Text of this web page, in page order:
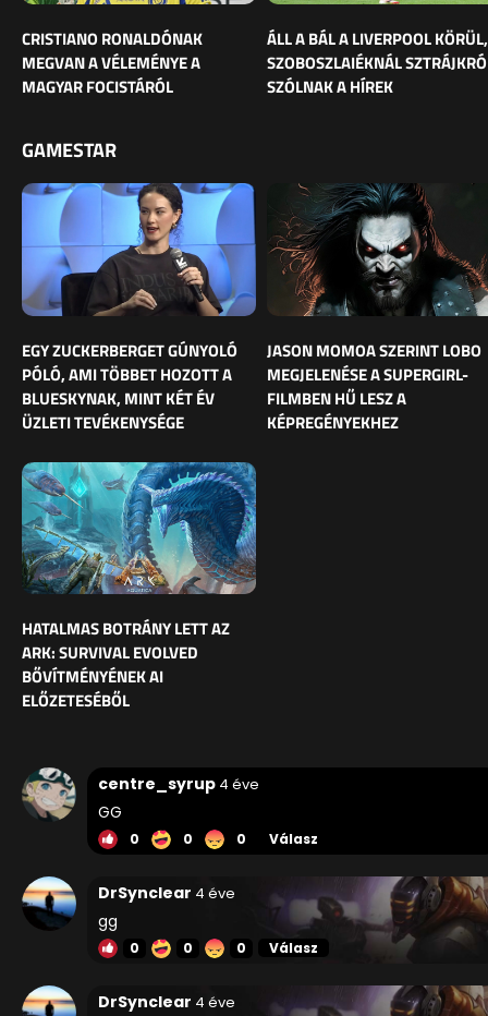
CRISTIANO RONALDÓNAK
MEGVAN A VÉLEMÉNYE A
MAGYAR FOCISTÁRÓL
ÁLL A BÁL A LIVERPOOL KÖRÜL,
SZOBOSZLAIÉKNÁL
SZÓLNAK A HÍREK
GAMESTAR
EGY ZUCKERBERGET GÚNYOLÓ
PÓLÓ, AMI TÖBBET HOZOTT A
BLUESKYNAK, MINT KÉT ÉV
ÜZLETI TEVÉKENYSÉGE
JASON MOMOA SZERINT LOBO
MEGJELENÉSE A SUPERGIRL-
FILMBEN HŰ LESZ A
KÉPREGÉNYEKHEZ
HATALMAS BOTRÁNY LETT AZ
ARK: SURVIVAL EVOLVED
BŐVÍTMÉNYÉNEK AI
ELŐZETESÉBŐL
centre_syrup 4 éve
GG
0 0 0 Válasz
DrSynclear 4 éve
gg
0 0 0 Válasz
DrSynclear 4 éve